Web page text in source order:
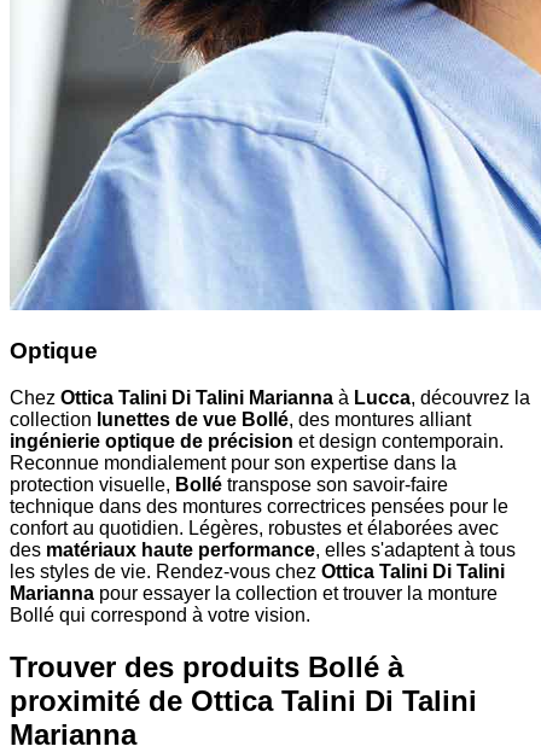
Optique
Chez Ottica Talini Di Talini Marianna à Lucca, découvrez la
collection lunettes de vue Bollé, des montures alliant
ingénierie optique de précision et design contemporain.
Reconnue mondialement pour son expertise dans la
protection visuelle, Bollé transpose son savoir-faire
technique dans des montures correctrices pensées pour le
confort au quotidien. Légères, robustes et élaborées avec
des matériaux haute performance, elles s'adaptent à tous
les styles de vie. Rendez-vous chez Ottica Talini Di Talini
Marianna pour essayer la collection et trouver la monture
Bollé qui correspond à votre vision.
Trouver des produits Bollé à
proximité de Ottica Talini Di Talini
Marianna